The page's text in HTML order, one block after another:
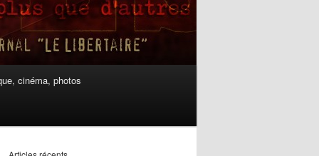
cinéma, photos